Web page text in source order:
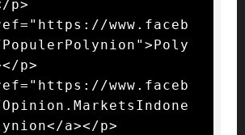
p>
www.faceb
PopulerPolynion">Poly
p>
www.faceb
Opinion.MarketsIndone
a></p>